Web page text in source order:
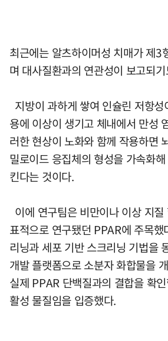
최근에는 알츠하이머성 치매가 제3
며 대사질환과의 연관성이 보고되
지방이 과하게 쌓여 인슐린 저항
용에 이상이 생기고 체내에서 만성
러한 현상이 노화와 함께 작용하면
밀로이드 응집체의 형성을 가속화
킨다는 것이다.
이에 연구팀은 비만이나 이상 지
표적으로 연구됐던 PPAR에 주목
리닝과 세포 기반 스크리닝 기법을
개발 플랫폼으로 소분자 화합물을
실제 PPAR 단백질과의 결합을 확
활성 물질임을 입증했다.